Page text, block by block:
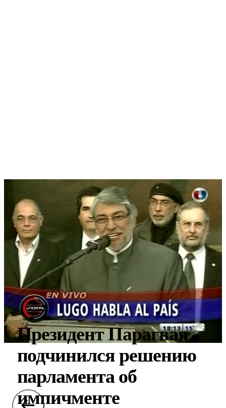
Президент Парагвая
подчинился решению
парламента об
импичменте